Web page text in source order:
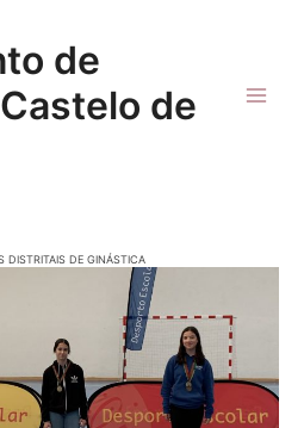
de
de
DISTRITAIS DE GINÁSTICA